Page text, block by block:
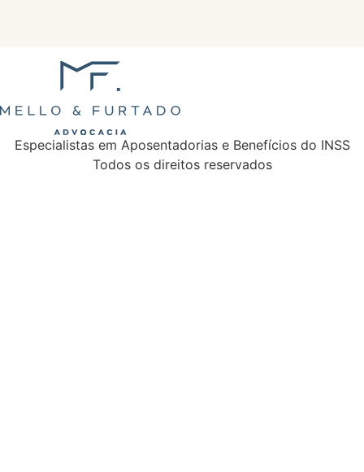
Especialistas em Aposentadorias e Benefícios do INSS
Todos os direitos reservados